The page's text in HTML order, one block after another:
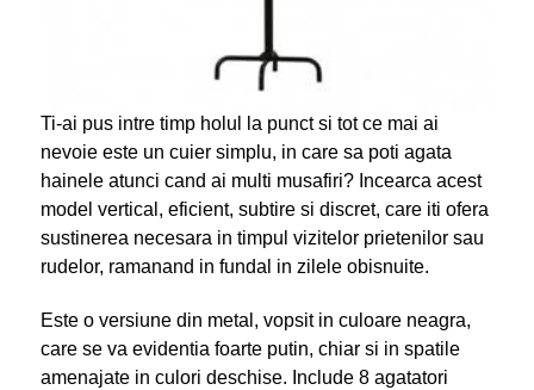
Ti-ai pus intre timp holul la punct si tot ce mai ai
nevoie este un cuier simplu, in care sa poti agata
hainele atunci cand ai multi musafiri? Incearca acest
model vertical, eficient, subtire si discret, care iti ofera
sustinerea necesara in timpul vizitelor prietenilor sau
rudelor, ramanand in fundal in zilele obisnuite.
Este o versiune din metal, vopsit in culoare neagra,
care se va evidentia foarte putin, chiar si in spatile
amenajate in culori deschise. Include 8 agatatori